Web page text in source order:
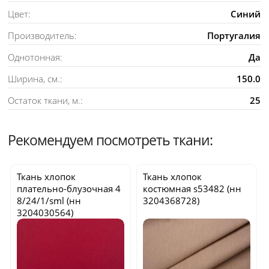
Цвет:
Синий
Производитель:
Португалия
Однотонная:
Да
Ширина, см.:
150.0
Остаток ткани, м.:
25
Рекомендуем посмотреть ткани:
Ткань хлопок
плательно-блузочная4
8/24/1/sml (нн
3204030564)
Ткань хлопок
костюмнаяs53482 (нн
3204368728)